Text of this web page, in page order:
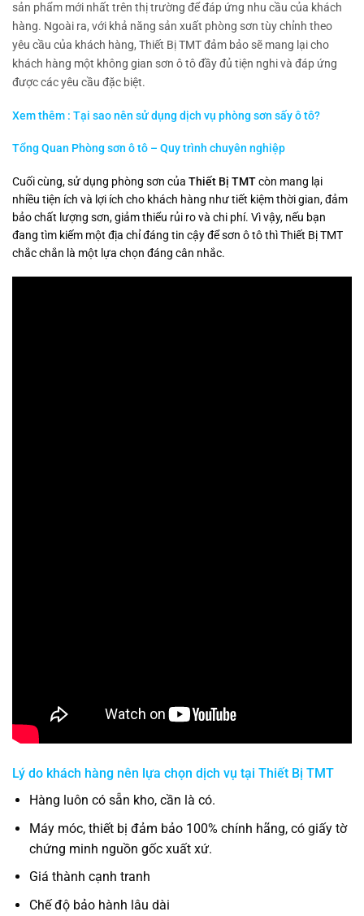
sản phẩm mới nhất trên thị trường để đáp ứng nhu cầu của khách
hàng. Ngoài ra, với khả năng sản xuất phòng sơn tùy chỉnh theo
yêu cầu của khách hàng, Thiết Bị TMT đảm bảo sẽ mang lại cho
khách hàng một không gian sơn ô tô đầy đủ tiện nghi và đáp ứng
được các yêu cầu đặc biệt.
Xem thêm : Tại sao nên sử dụng dịch vụ phòng sơn sấy ô tô?
Tổng Quan Phòng sơn ô tô – Quy trình chuyên nghiệp
Cuối cùng, sử dụng phòng sơn của Thiết Bị TMTcòn mang lại
nhiều tiện ích và lợi ích cho khách hàng như tiết kiệm thời gian, đảm
bảo chất lượng sơn, giảm thiểu rủi ro và chi phí. Vì vậy, nếu bạn
đang tìm kiếm một địa chỉ đáng tin cậy để sơn ô tô thì Thiết Bị TMT
chắc chắn là một lựa chọn đáng cân nhắc.
Lý do khách hàng nên lựa chọn dịch vụ tại Thiết Bị TMT
Hàng luôn có sẵn kho, cần là có.
Máy móc, thiết bị đảm bảo 100% chính hãng, có giấy tờ
chứng minh nguồn gốc xuất xứ.
Giá thành cạnh tranh
Chế độ bảo hành lâu dài